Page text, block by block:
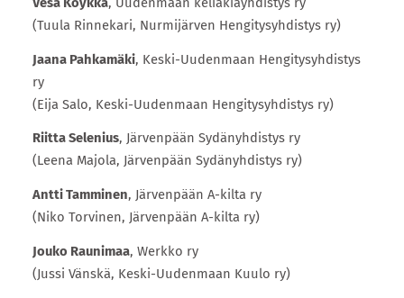
(Tuula Rinnekari, Nurmijärven Hengitysyhdistys ry)
Jaana Pahkamäki, Keski-Uudenmaan Hengitysyhdistys
ry
(Eija Salo, Keski-Uudenmaan Hengitysyhdistys ry)
Riitta Selenius, Järvenpään Sydänyhdistys ry
(Leena Majola, Järvenpään Sydänyhdistys ry)
Antti Tamminen, Järvenpään A-kilta ry
(Niko Torvinen, Järvenpään A-kilta ry)
Jouko Raunimaa, Werkko ry
(Jussi Vänskä, Keski-Uudenmaan Kuulo ry)